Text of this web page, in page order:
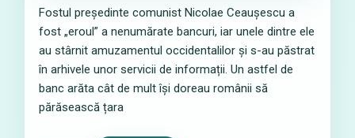
Fostul președinte comunist Nicolae Ceaușescu a
fost „eroul” a nenumărate bancuri, iar unele dintre ele
au stârnit amuzamentul occidentalilor și s-au păstrat
în arhivele unor servicii de informații. Un astfel de
banc arăta cât de mult își doreau românii să
părăsească țara